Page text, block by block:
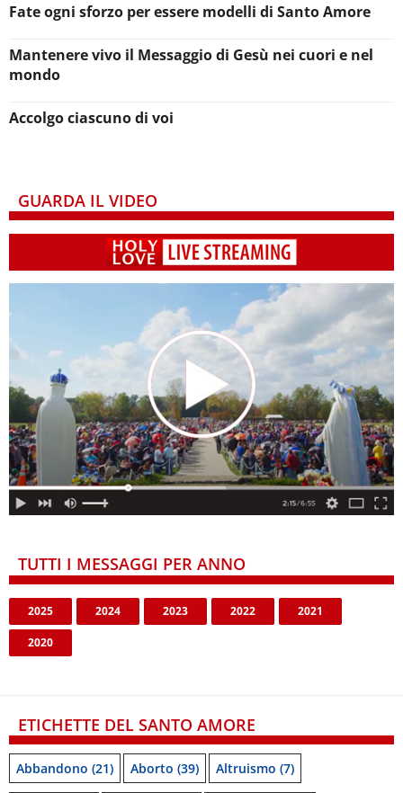
Fate ogni sforzo per essere modelli di Santo Amore
Mantenere vivo il Messaggio di Gesù nei cuori e nel
mondo
Accolgo ciascuno di voi
GUARDA IL VIDEO
TUTTI I MESSAGGI PER ANNO
2025 2024 2023 2022 2021
2020
ETICHETTE DEL SANTO AMORE
Abbandono (21) Aborto (39) Altruismo (7)